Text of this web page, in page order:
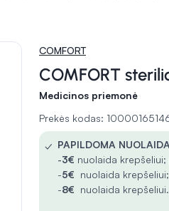
COMFORT
COMFORT
Medicinos priemonė
Prekės kodas:
✓ PAPILDOMA
-3€ nuolaida
-5€ nuolaida
-8€ nuolaida krepšeliui.